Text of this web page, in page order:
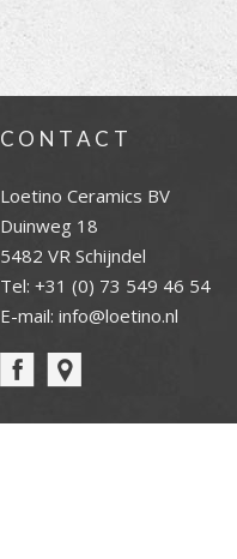
CONTACT
Loetino Ceramics BV
Duinweg 18
5482 VR Schijndel
Tel: +31 (0) 73 549 46 54
E-mail: info@loetino.nl